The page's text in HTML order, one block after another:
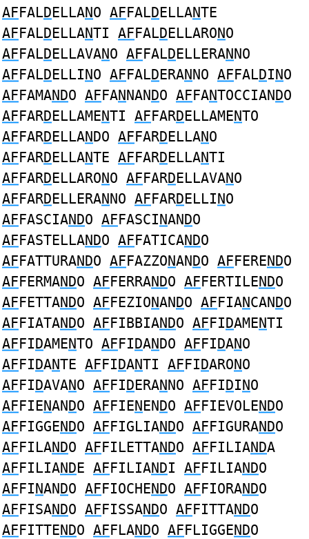
AFFALDELLANO AFFALDELLANTE
AFFALDELLANTI AFFALDELLARONO
AFFALDELLAVANO AFFALDELLERANNO
AFFALDELLINO AFFALDERANNO AFFALDINO
AFFAMANDO AFFANNANDO AFFANTOCCIANDO
AFFARDELLAMENTI AFFARDELLAMENTO
AFFARDELLANDO AFFARDELLANO
AFFARDELLANTE AFFARDELLANTI
AFFARDELLARONO AFFARDELLAVANO
AFFARDELLERANNO AFFARDELLINO
AFFASCIANDO AFFASCINANDO
AFFASTELLANDO AFFATICANDO
AFFATTURANDO AFFAZZONANDO AFFERENDO
AFFERMANDO AFFERRANDO AFFERTILENDO
AFFETTANDO AFFEZIONANDO AFFIANCANDO
AFFIATANDO AFFIBBIANDO AFFIDAMENTI
AFFIDAMENTO AFFIDANDO AFFIDANO
AFFIDANTE AFFIDANTI AFFIDARONO
AFFIDAVANO AFFIDERANNO AFFIDINO
AFFIENANDO AFFIENENDO AFFIEVOLENDO
AFFIGGENDO AFFIGLIANDO AFFIGURANDO
AFFILANDO AFFILETTANDO AFFILIANDA
AFFILIANDE AFFILIANDI AFFILIANDO
AFFINANDO AFFIOCHENDO AFFIORANDO
AFFISANDO AFFISSANDO AFFITTANDO
AFFITTENDO AFFLANDO AFFLIGGENDO